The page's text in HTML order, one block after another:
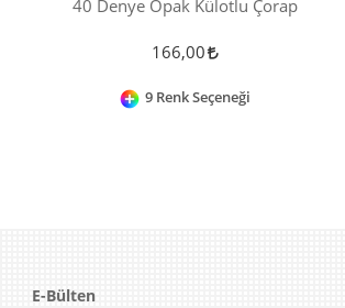
40 Denye Opak Külotlu Çorap
166,00
9 Renk Seçeneği
E-Bülten